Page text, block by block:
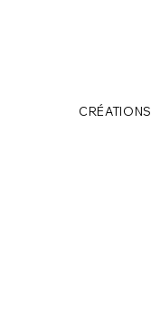
CRÉATIONS